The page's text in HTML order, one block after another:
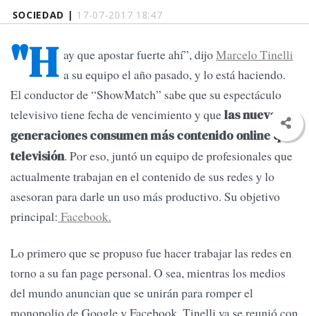
SOCIEDAD | 17-07-2017 18:47
"H ay que apostar fuerte ahí”, dijoMarcelo Tinelli
a su equipo el año pasado, y lo está haciendo.
El conductor de “ShowMatch” sabe que su espectáculo
televisivo tiene fecha de vencimiento y quelas nuevas
generaciones consumen más contenido online que
televisión. Por eso, juntó un equipo de profesionales que
actualmente trabajan en el contenido de sus redes y lo
asesoran para darle un uso más productivo. Su objetivo
principal: Facebook.
Lo primero que se propuso fue hacer trabajar las redes en
torno a su fan page personal. O sea, mientras los medios
del mundo anuncian que se unirán para romper el